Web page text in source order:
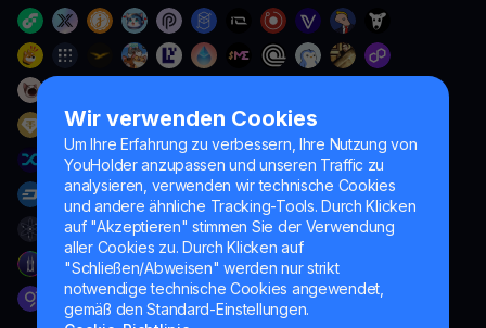
Wir verwenden Cookies
Um Ihre Erfahrung zu verbessern, Ihre Nutzung von
YouHolder anzupassen und unseren Traffic zu
analysieren, verwenden wir technische Cookies
und andere ähnliche Tracking-Tools. Durch Klicken
auf "Akzeptieren" stimmen Sie der Verwendung
aller Cookies zu. Durch Klicken auf
"Schließen/Abweisen" werden nur strikt
notwendige technische Cookies angewendet,
gemäß den Standard-Einstellungen.